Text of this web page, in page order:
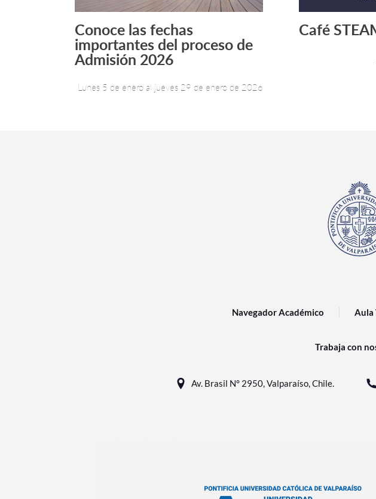
Leer más +
Conoce las fechas
importantes del proceso de
Admisión 2026
Lunes 5 de enero al jueves 29 de enero de 2026
Café
Navegador Académico Aula
Trabaja con
Av. Brasil N° 2950, Valparaíso, Chile.